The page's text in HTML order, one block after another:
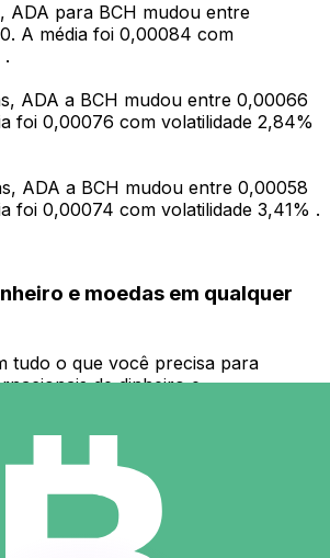
ADA para BCH mudou entre
A média foi 0,00084 com
.
ADA a BCH mudou entre 0,00066
foi 0,00076 com volatilidade 2,84%
ADA a BCH mudou entre 0,00058
foi 0,00074 com volatilidade 3,41% .
e moedas em qualquer
tudo o que você precisa para
de dinheiro e